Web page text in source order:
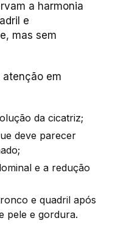
a harmonia
e
mas sem
em
da cicatriz;
deve parecer
e a redução
e quadril após
pele e gordura.